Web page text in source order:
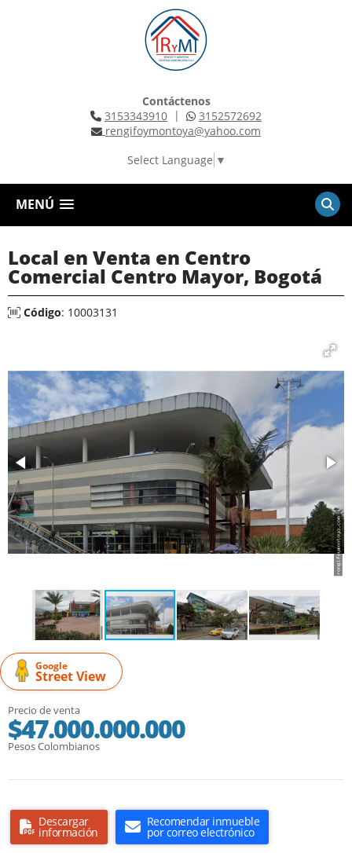
Contáctenos
3153343910 |
3152572692
rengifoymontoya@yahoo.com
Select Language ▼
MENÚ
Local en Venta en Centro
Comercial Centro Mayor, Bogotá
Código: 10003131
Google
Street View
Precio de venta
$47.000.000.000
Pesos Colombianos
Descargar
información
Recomendar inmueble
por correo electrónico